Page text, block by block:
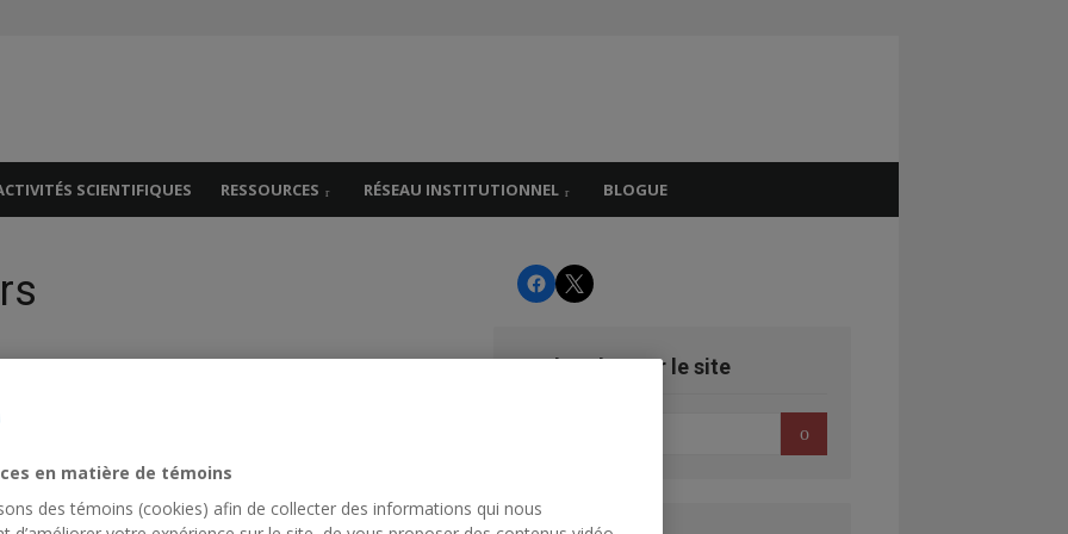
SCIENTIFIQUES RESSOURCES RÉSEAU INSTITUTIONNEL BLOGUE
CHRSCHRS
Rechercher sur le site
Search
en matière de témoins
des témoins (cookies) afin de collecter des informations qui nous